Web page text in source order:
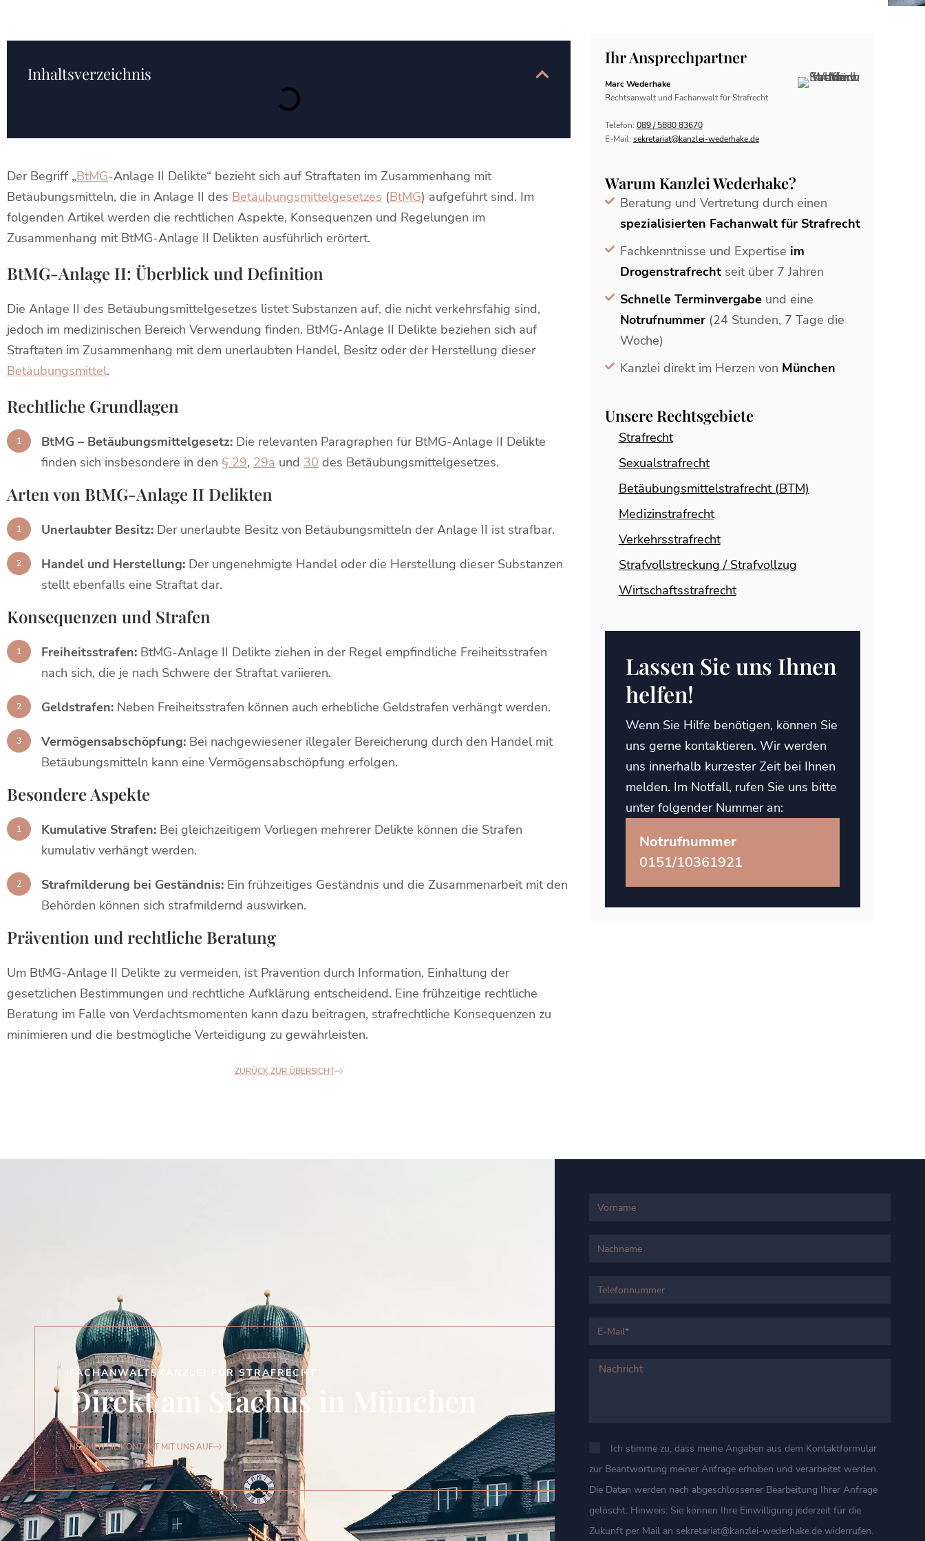
Inhaltsverzeichnis
Der Begriff „BtMG-Anlage II Delikte“ bezieht sich auf Straftaten im Zusammenhang mit
Betäubungsmitteln, die in Anlage II des Betäubungsmittelgesetzes (BtMG) aufgeführt sind. Im
folgenden Artikel werden die rechtlichen Aspekte, Konsequenzen und Regelungen im
Zusammenhang mit BtMG-Anlage II Delikten ausführlich erörtert.
BtMG-Anlage II: Überblick und Definition
Die Anlage II des Betäubungsmittelgesetzes listet Substanzen auf, die nicht verkehrsfähig sind,
jedoch im medizinischen Bereich Verwendung finden. BtMG-Anlage II Delikte beziehen sich auf
Straftaten im Zusammenhang mit dem unerlaubten Handel, Besitz oder der Herstellung dieser
Betäubungsmittel.
Rechtliche Grundlagen
BtMG – Betäubungsmittelgesetz: Die relevanten Paragraphen für BtMG-Anlage II Delikte
finden sich insbesondere in den § 29, 29a und 30 des Betäubungsmittelgesetzes.
Arten von BtMG-Anlage II Delikten
Unerlaubter Besitz: Der unerlaubte Besitz von Betäubungsmitteln der Anlage II ist strafbar.
Handel und Herstellung: Der ungenehmigte Handel oder die Herstellung dieser Substanzen
stellt ebenfalls eine Straftat dar.
Konsequenzen und Strafen
Freiheitsstrafen: BtMG-Anlage II Delikte ziehen in der Regel empfindliche Freiheitsstrafen
nach sich, die je nach Schwere der Straftat variieren.
Geldstrafen: Neben Freiheitsstrafen können auch erhebliche Geldstrafen verhängt werden.
Vermögensabschöpfung: Bei nachgewiesener illegaler Bereicherung durch den Handel mit
Betäubungsmitteln kann eine Vermögensabschöpfung erfolgen.
Besondere Aspekte
Kumulative Strafen: Bei gleichzeitigem Vorliegen mehrerer Delikte können die Strafen
kumulativ verhängt werden.
Strafmilderung bei Geständnis: Ein frühzeitiges Geständnis und die Zusammenarbeit mit den
Behörden können sich strafmildernd auswirken.
Prävention und rechtliche Beratung
Um BtMG-Anlage II Delikte zu vermeiden, ist Prävention durch Information, Einhaltung der
gesetzlichen Bestimmungen und rechtliche Aufklärung entscheidend. Eine frühzeitige rechtliche
Beratung im Falle von Verdachtsmomenten kann dazu beitragen, strafrechtliche Konsequenzen zu
minimieren und die bestmögliche Verteidigung zu gewährleisten.
ZURÜCK ZUR ÜBERSICHT
Ihr Ansprechpartner
Marc Wederhake
Rechtsanwalt und Fachanwalt für Strafrecht
Telefon: 089 / 5880 83670
E-Mail: sekretariat@kanzlei-wederhake.de
Warum Kanzlei Wederhake?
Beratung und Vertretung durch einen
spezialisierten Fachanwalt für Strafrecht
Fachkenntnisse und Expertise im
Drogenstrafrecht seit über 7 Jahren
Schnelle Terminvergabe und eine
Notrufnummer (24 Stunden, 7 Tage die
Woche)
Kanzlei direkt im Herzen von München
Unsere Rechtsgebiete
Strafrecht
Sexualstrafrecht
Betäubungsmittelstrafrecht (BTM)
Medizinstrafrecht
Verkehrsstrafrecht
Strafvollstreckung / Strafvollzug
Wirtschaftsstrafrecht
Lassen Sie uns Ihnen
helfen!
Wenn Sie Hilfe benötigen, können Sie
uns gerne kontaktieren. Wir werden
uns innerhalb kurzester Zeit bei Ihnen
melden. Im Notfall, rufen Sie uns bitte
unter folgender Nummer an:
Notrufnummer
0151/10361921
FACHANWALTSKANZLEI FÜR STRAFRECHT
Direkt am Stachus in München
NEHMEN SIE KONTAKT MIT UNS AUF
Ich stimme zu, dass meine Angaben aus dem Kontaktformular
zur Beantwortung meiner Anfrage erhoben und verarbeitet werden.
Die Daten werden nach abgeschlossener Bearbeitung Ihrer Anfrage
gelöscht. Hinweis: Sie können Ihre Einwilligung jederzeit für die
Zukunft per Mail an sekretariat@kanzlei-wederhake.de widerrufen.